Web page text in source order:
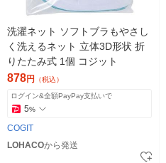
洗濯ネット ソフトブラもやさし
く洗えるネット 立体3D形状 折
りたたみ式 1個 コジット
878円 （税込）
ログイン&全額PayPay支払いで
5%
COGIT
LOHACOから発送